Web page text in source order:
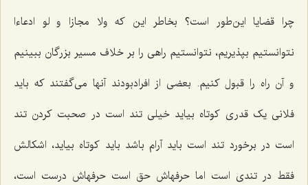
چرا قضایا این‌طور است؟ بخاطر این که ولا مجازا و لو ادعاءا
نتوانستیم بپذیریم، نتوانستیم راهی را بر خلاف مسیر بزرگان ببینیم
و آن راه را قبول کنیم. بعضی از افرادبودند آنها می‌گفتند که باید
فلانی یک قدری کوتاه بیاید خیلی تند است در صحبت کردن تند
است در برخورد تند است باید آرام باشد باید کوتاه بیاید، اشکالش
فقط در تندی است اما حرفهاش حق است حرفهاش درست است،